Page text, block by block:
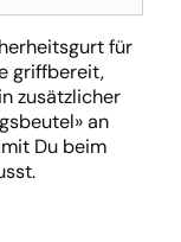
für
griffbereit,
zusätzlicher
an
Du beim